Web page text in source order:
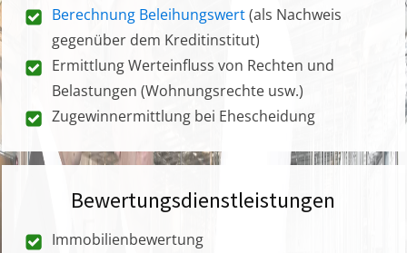
Berechnung Beleihungswert(als Nachweis
gegenüber dem Kreditinstitut)
Ermittlung Werteinfluss von Rechten und
Belastungen (Wohnungsrechte usw.)
Zugewinnermittlung bei Ehescheidung
Bewertungsdienstleistungen
Immobilienbewertung